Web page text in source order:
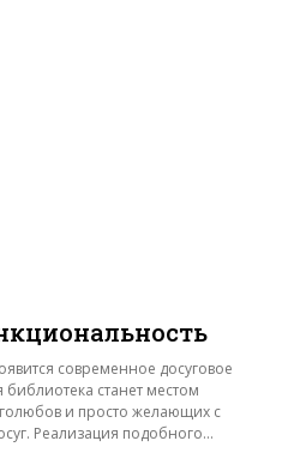
современное досуговое
и просто желающих с
Реализация подобного...